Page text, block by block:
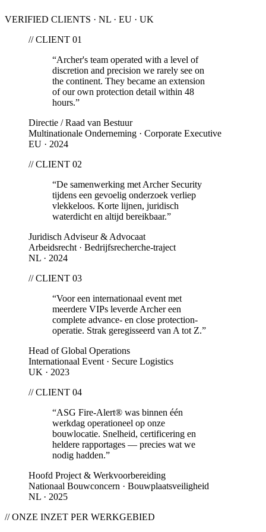
VERIFIED CLIENTS · NL · EU · UK
// CLIENT 01
“Archer's team operated with a level of
discretion and precision we rarely see on
the continent. They became an extension
of our own protection detail within 48
hours.”
Directie / Raad van Bestuur
Multinationale Onderneming · Corporate Executive
EU · 2024
// CLIENT 02
“De samenwerking met Archer Security
tijdens een gevoelig onderzoek verliep
vlekkeloos. Korte lijnen, juridisch
waterdicht en altijd bereikbaar.”
Juridisch Adviseur & Advocaat
Arbeidsrecht · Bedrijfsrecherche-traject
NL · 2024
// CLIENT 03
“Voor een internationaal event met
meerdere VIPs leverde Archer een
complete advance- en close protection-
operatie. Strak geregisseerd van A tot Z.”
Head of Global Operations
Internationaal Event · Secure Logistics
UK · 2023
// CLIENT 04
“ASG Fire-Alert® was binnen één
werkdag operationeel op onze
bouwlocatie. Snelheid, certificering en
heldere rapportages — precies wat we
nodig hadden.”
Hoofd Project & Werkvoorbereiding
Nationaal Bouwconcern · Bouwplaatsveiligheid
NL · 2025
// ONZE INZET PER WERKGEBIED